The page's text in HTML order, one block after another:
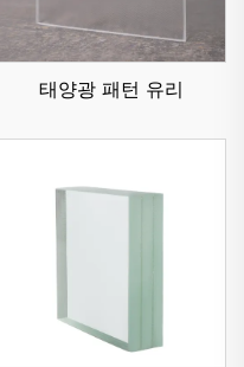
태양광 패턴 유리